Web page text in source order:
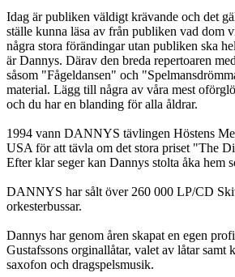
Idag är publiken väldigt krävande och det
ställe kunna läsa av från publiken vad dom
några stora förändingar utan publiken ska
är Dannys. Därav den breda repertoaren
såsom "Fågeldansen" och
material. Lägg till några av våra mest
och du har en blanding för alla åldrar.
1994 vann DANNYS tävlingen Höstens
USA för att tävla om det stora priset "The
Efter klar seger kan Dannys stolta åka hem
DANNYS har sålt över 260 000 LP/CD
orkesterbussar.
Dannys har genom åren skapat en egen
Gustafssons orginallåtar, valet av låtar samt
saxofon och dragspelsmusik.